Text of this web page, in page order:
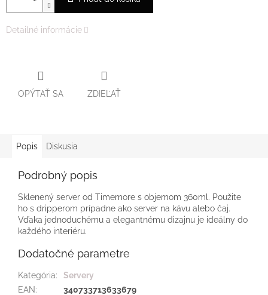
Detailné informácie
OPÝTAŤ SA ZDIEĽAŤ
Popis Diskusia
Podrobný popis
Sklenený server od Timemore s objemom 360ml. Použite
ho s dripperom prípadne ako server na kávu alebo čaj.
Vďaka jednoduchému a elegantnému dizajnu je ideálny do
každého interiéru.
Dodatočné parametre
Kategória:
Servery
EAN: 340733713633679